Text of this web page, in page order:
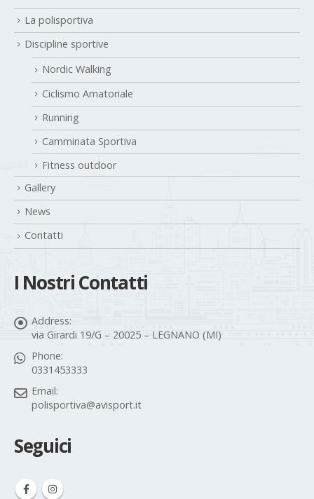
La polisportiva
Discipline sportive
Nordic Walking
Ciclismo Amatoriale
Running
Camminata Sportiva
Fitness outdoor
Gallery
News
Contatti
I Nostri Contatti
Address:
via Girardi 19/G – 20025 – LEGNANO (MI)
Phone:
0331453333
Email:
polisportiva@avisport.it
Seguici